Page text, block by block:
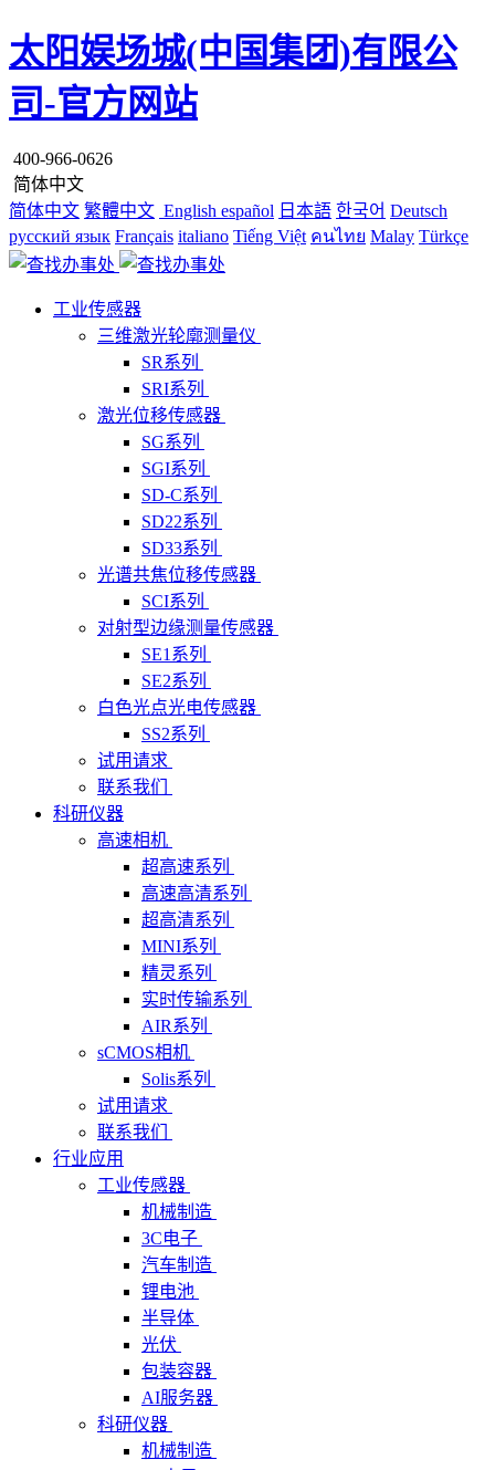
太阳娱场城(中国集团)有限公
司-官方网站
400-966-0626
简体中文
简体中文 繁體中文 English español 日本語 한국어 Deutsch
русский язык Français italiano Tiếng Việt คนไทย Malay Türkçe
工业传感器
三维激光轮廓测量仪
SR系列
SRI系列
激光位移传感器
SG系列
SGI系列
SD-C系列
SD22系列
SD33系列
光谱共焦位移传感器
SCI系列
对射型边缘测量传感器
SE1系列
SE2系列
白色光点光电传感器
SS2系列
试用请求
联系我们
科研仪器
高速相机
超高速系列
高速高清系列
超高清系列
MINI系列
精灵系列
实时传输系列
AIR系列
sCMOS相机
Solis系列
试用请求
联系我们
行业应用
工业传感器
机械制造
3C电子
汽车制造
锂电池
半导体
光伏
包装容器
AI服务器
科研仪器
机械制造